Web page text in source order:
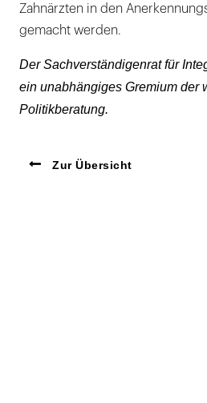
Zahnärzten in den
gemacht werden.
Der Sachverständigenrat für
ein unabhängiges Gremium der
Politikberatung.
Zur Übersicht